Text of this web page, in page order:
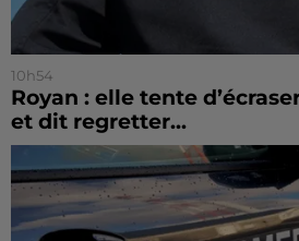
10h54
Royan : elle tente
et dit regretter...